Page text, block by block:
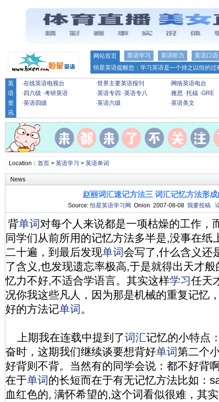
网站首页 英语学习 英语听力
英语口语
恒星英语提醒您：学习英语是一个持之以恒的
英
语
资
讯
·在线英语电视台 ·世界主要英语报刊 · 网络英语电台
· 四六级 ·考研英语 ·英语专四 ·英语专八 ·雅思 ·托福 ·GRE
·英语四级 ·英语六级 ·英语美文
Location： 首页> 英语学习 > 英语单词
News
赵丽词汇速记方法三 词汇记忆方法形
Source:恒星英语学习网 Onion 2007-08-08 我要投稿
背单词对每个人来说都是一项枯燥的工作，
同学们从前所用的记忆方法多半是,没事在纸
二十遍，到最后发现单词会写了,什么含义还
了含义,也发现遗忘率极高,于是就得出天才
忆力不好,不适合学语言。其实这样学习任天
况你我这些凡人，因为那是机械的重复记忆
好的方法记单词 。
上期我在连载中提到了词汇记忆的小特点
奋时，这期我们继续谈要想背好单词第二个
好背则不背。当然有的同学会说：都不好背
在于单词的长短而在于有无记忆方法比如：
血红色的, 满怀希望的,这个词看似很难，其